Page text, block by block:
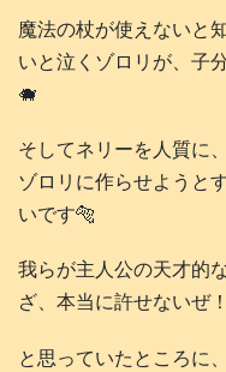
魔法の杖が使えないと
いと泣くゾロリが、子
🐗
そしてネリーを人質に
ゾロリに作らせようと
いです🐅
我らが主人公の天才的
ざ、本当に許せないぜ！
と思っていたところに